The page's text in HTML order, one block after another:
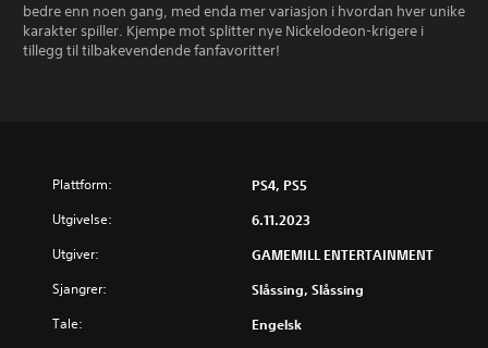
bedre enn noen gang, med enda mer variasjon i hvordan hver unike
karakter spiller. Kjempe mot splitter nye Nickelodeon-krigere i
tillegg til tilbakevendende fanfavoritter!
Plattform: PS4, PS5
Utgivelse: 6.11.2023
Utgiver: GAMEMILL ENTERTAINMENT
Sjangrer: Slåssing, Slåssing
Tale: Engelsk